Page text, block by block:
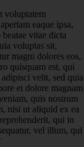
voluptatem
eaque ipsa,
vitae dicta
voluptas sit,
magni dolores eos,
quisquam est, qui
velit, sed quia
et dolore magnam
quis nostrum
nisi ut aliquid ex ea
qui in
vel illum, qui